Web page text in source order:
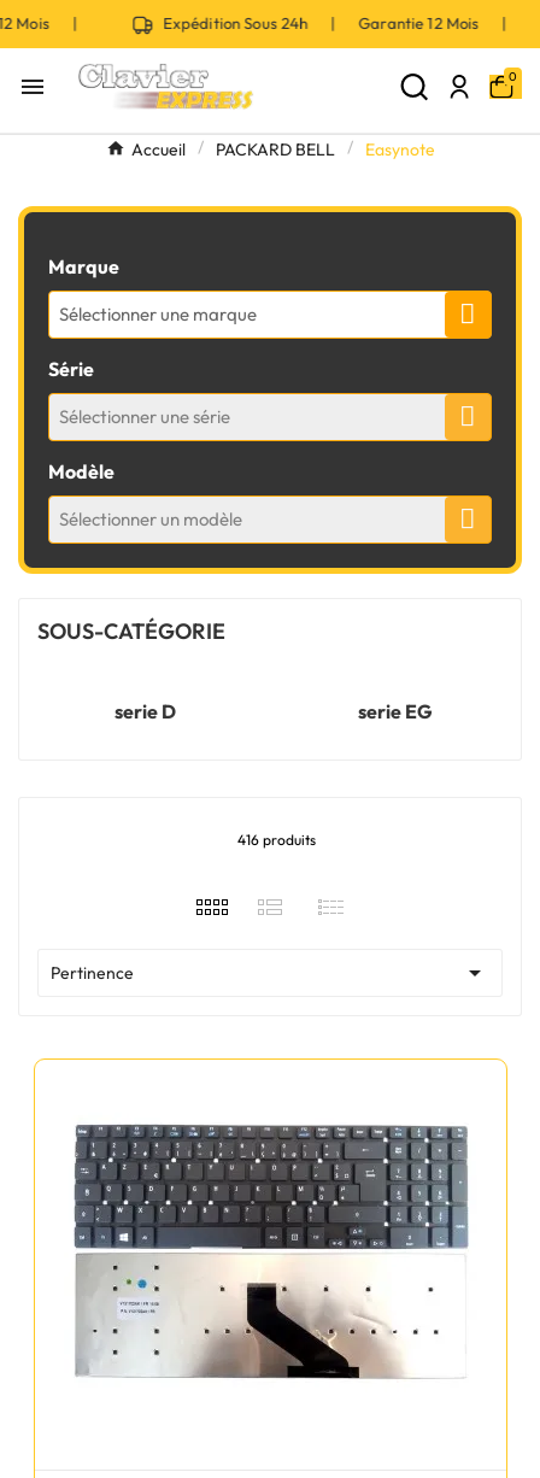
| Expédition Sous 24h | Garantie 12 Mois |
 0
Accueil PACKARD BELL Easynote
Marque
Sélectionner une marque
Série
Sélectionner une série
Modèle
Sélectionner un modèle
SOUS-CATÉGORIE
serie D serie EG
416 produits
Pertinence 